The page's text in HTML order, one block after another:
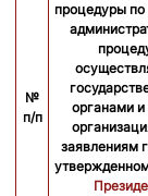
№
п/п
процедуры
органами
заявлениям